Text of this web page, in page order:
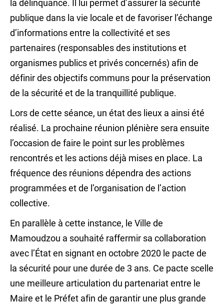
la délinquance. Il lui permet d’assurer la sécurité
publique dans la vie locale et de favoriser l’échange
d’informations entre la collectivité et ses
partenaires (responsables des institutions et
organismes publics et privés concernés) afin de
définir des objectifs communs pour la préservation
de la sécurité et de la tranquillité publique.
Lors de cette séance, un état des lieux a ainsi été
réalisé. La prochaine réunion plénière sera ensuite
l’occasion de faire le point sur les problèmes
rencontrés et les actions déjà mises en place. La
fréquence des réunions dépendra des actions
programmées et de l’organisation de l’action
collective.
En parallèle à cette instance, le Ville de
Mamoudzou a souhaité raffermir sa collaboration
avec l’État en signant en octobre 2020 le pacte de
la sécurité pour une durée de 3 ans. Ce pacte scelle
une meilleure articulation du partenariat entre le
Maire et le Préfet afin de garantir une plus grande